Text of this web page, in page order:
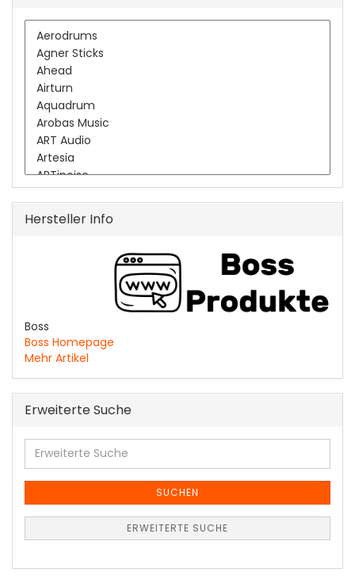
Hersteller Info
Boss
Boss Homepage
Mehr Artikel
Erweiterte Suche
Erweiterte
Suche
SUCHEN
ERWEITERTE SUCHE